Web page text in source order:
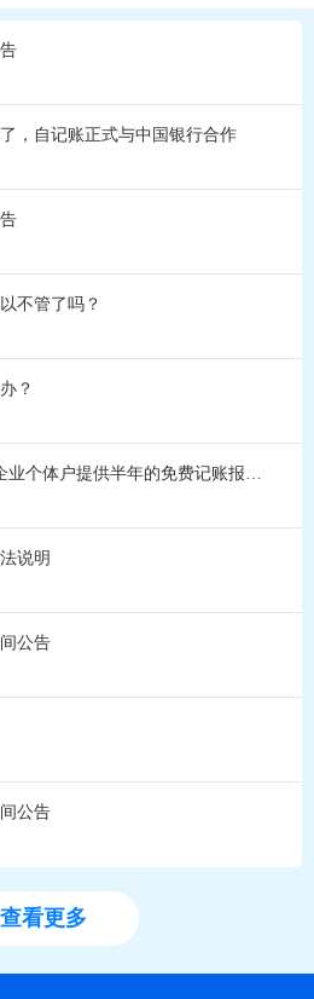
，自记账正式与中国银行合作
不管了吗？
？
自记账为全国100万小微企业个体户提供半年的免费记账报税服务
说明
公告
公告
查看更多